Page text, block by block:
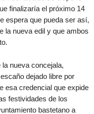
finalizaría el próximo 14
espera que pueda ser así,
la nueva edil y que ambos
nueva concejala,
dejado libre por
esa credencial que expide
festividades de los
bastetano a